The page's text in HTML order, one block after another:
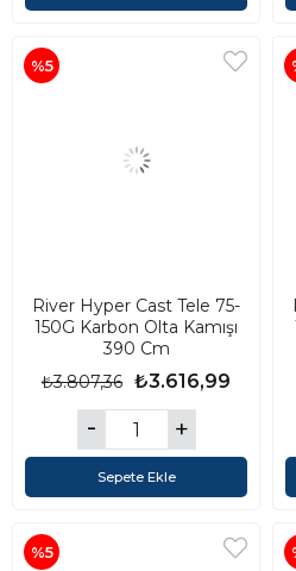
River Hyper Cast Tele 75-
150G Karbon Olta Kamışı
390 Cm
₺3.616,99
₺3.807,36
Sepete Ekle
%5
%5